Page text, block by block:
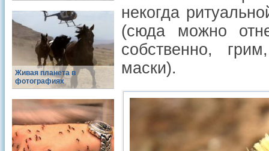
Живая планета в
фотографиях
некогда
(сюда можно
собственно,
маски).